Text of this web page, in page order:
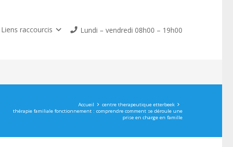
Liens raccourcis Lundi – vendredi 08h00 – 19h00
Accueil
centre therapeutique etterbeek
thérapie familiale fonctionnement : comprendre comment se déroule une
prise en charge en famille